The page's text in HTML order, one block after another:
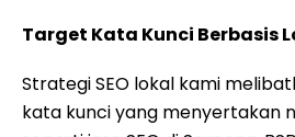
Target Kata Kunci Berbasis
Strategi SEO lokal kami
kata kunci yang menyertakan